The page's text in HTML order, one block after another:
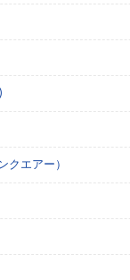
クエアー）